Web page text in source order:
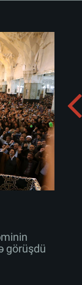
ziyarətçiləri
Albomu yüklə:
görüşdü